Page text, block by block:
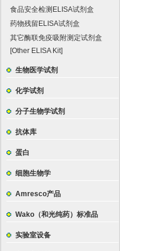
食品安全检测ELISA试剂盒
药物残留ELISA试剂盒
其它酶联免疫吸附测定试剂盒
[Other ELISA Kit]
生物医学试剂
化学试剂
分子生物学试剂
抗体库
蛋白
细胞生物学
Amresco产品
Wako（和光纯药）标准品
实验室设备